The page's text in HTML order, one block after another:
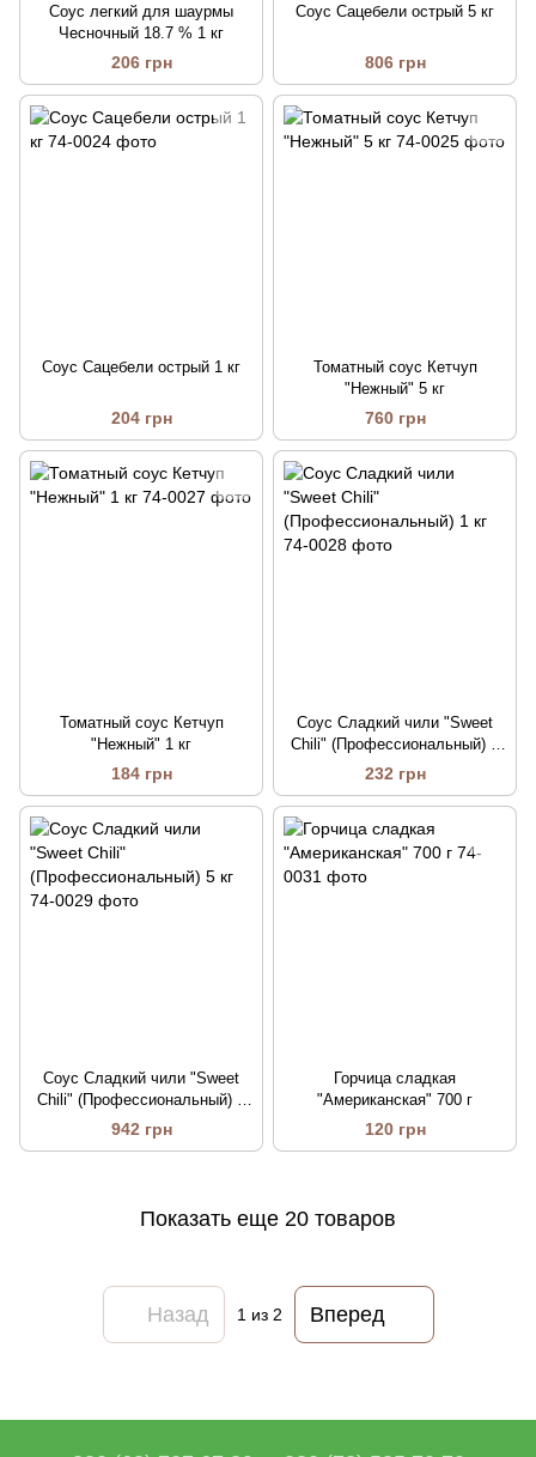
Соус легкий для шаурмы
Чесночный 18.7 % 1 кг
206 грн
Соус Сацебели острый 5 кг
806 грн
Соус Сацебели острый 1 кг
204 грн
Томатный соус Кетчуп
"Нежный" 5 кг
760 грн
Томатный соус Кетчуп
"Нежный" 1 кг
184 грн
Соус Сладкий чили "Sweet
Chili" (Профессиональный) 1
кг
232 грн
Соус Сладкий чили "Sweet
Chili" (Профессиональный) 5
кг
942 грн
Горчица сладкая
"Американская" 700 г
120 грн
Показать еще 20 товаров
Назад 1из 2 Вперед